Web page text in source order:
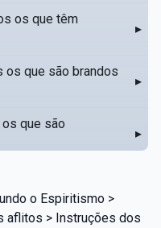
os que têm
▸
os que são brandos
▸
que são
▸
o Espiritismo >
aflitos > Instruções dos